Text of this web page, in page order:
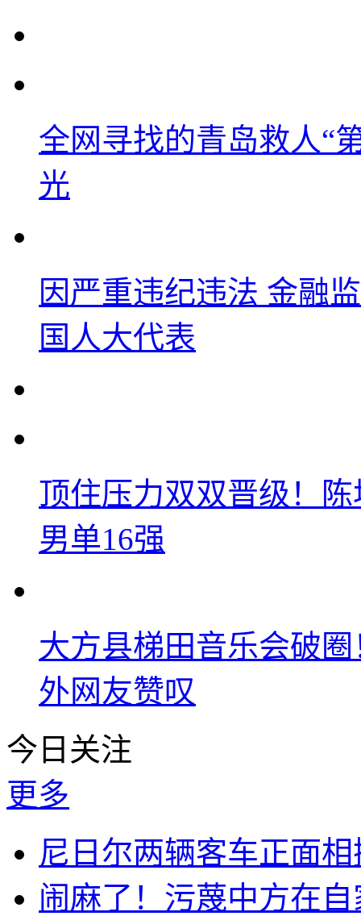
全网寻找的青岛救人“
光
因严重违纪违法 金融
国人大代表
顶住压力双双晋级！
男单16强
大方县梯田音乐会破
外网友赞叹
今日关注
更多
尼日尔两辆客车正面
闹麻了！污蔑中方在